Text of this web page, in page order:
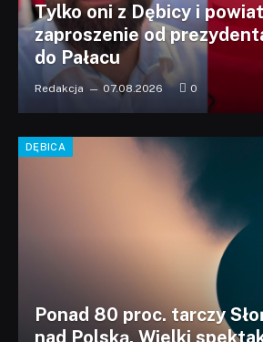
Tylko oni z Dębicy i
zaproszenie od
do Pałacu
Redakcja 07.08.2026 0
DĘBICA
Ponad 80 proc. tarczy